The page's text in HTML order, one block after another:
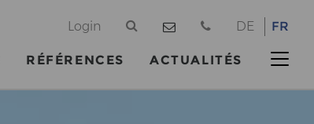
DE FR
Login
RÉFÉRENCES ACTUALITÉS